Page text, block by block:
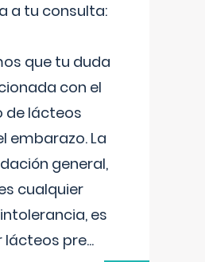
a tu consulta:
que tu duda
con el
de lácteos
embarazo. La
general,
cualquier
es
lácteos pre...